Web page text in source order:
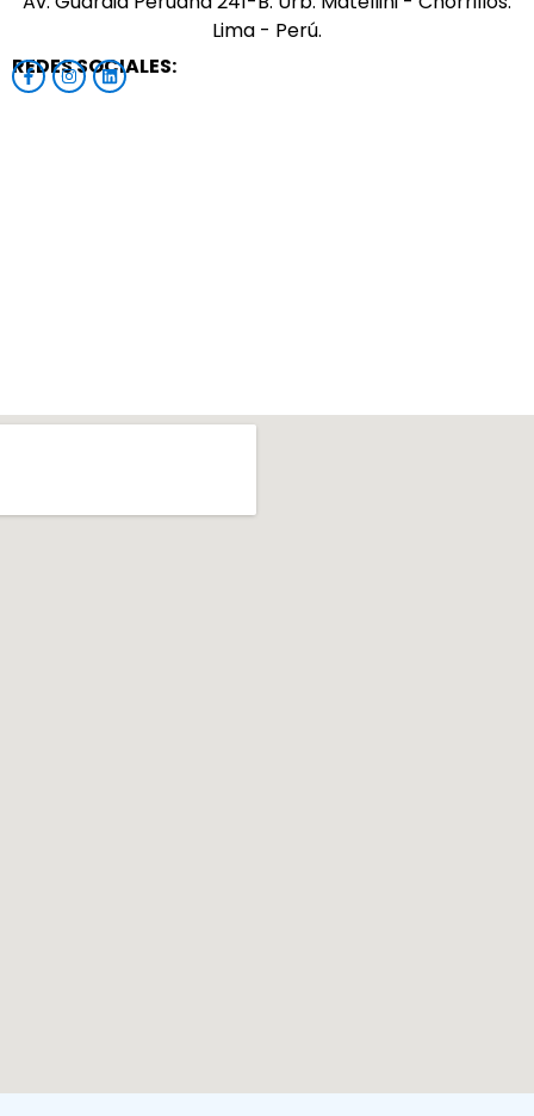
Lima - Perú.
REDES SOCIALES: